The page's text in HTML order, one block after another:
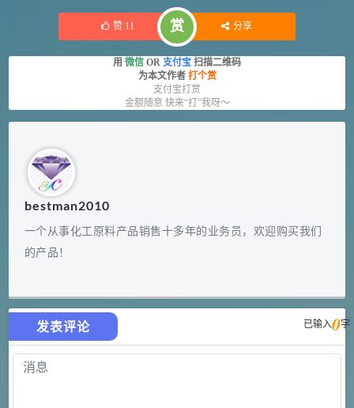
赞 11 赏 分享
用 微信 OR 支付宝 扫描二维码
为本文作者 打个赏
支付宝打赏
金额随意 快来“打”我呀～
bestman2010
一个从事化工原料产品销售十多年的业务员，欢迎购买我们
的产品！
发表评论 已输入0字